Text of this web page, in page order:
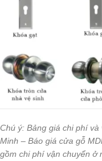
Chú ý: Bảng giá chi phí
Minh – Báo giá cửa gỗ
gồm chi phí vận chuyển ở